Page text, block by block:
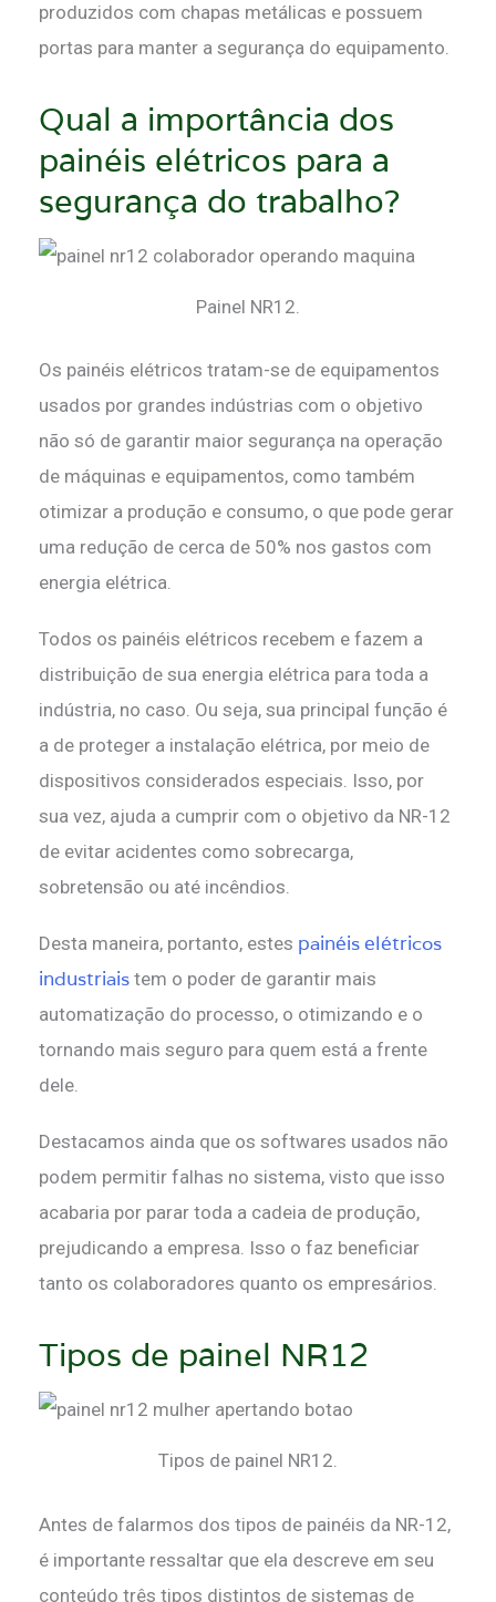
produzidos com chapas metálicas e possuem
portas para manter a segurança do equipamento.
Qual a importância dos
painéis elétricos para a
segurança do trabalho?
Painel NR12.
Os painéis elétricos tratam-se de equipamentos
usados por grandes indústrias com o objetivo
não só de garantir maior segurança na operação
de máquinas e equipamentos, como também
otimizar a produção e consumo, o que pode gerar
uma redução de cerca de 50% nos gastos com
energia elétrica.
Todos os painéis elétricos recebem e fazem a
distribuição de sua energia elétrica para toda a
indústria, no caso. Ou seja, sua principal função é
a de proteger a instalação elétrica, por meio de
dispositivos considerados especiais. Isso, por
sua vez, ajuda a cumprir com o objetivo da NR-12
de evitar acidentes como sobrecarga,
sobretensão ou até incêndios.
Desta maneira, portanto, estes painéis elétricos
industriais tem o poder de garantir mais
automatização do processo, o otimizando e o
tornando mais seguro para quem está a frente
dele.
Destacamos ainda que os softwares usados não
podem permitir falhas no sistema, visto que isso
acabaria por parar toda a cadeia de produção,
prejudicando a empresa. Isso o faz beneficiar
tanto os colaboradores quanto os empresários.
Tipos de painel NR12
Tipos de painel NR12.
Antes de falarmos dos tipos de painéis da NR-12,
é importante ressaltar que ela descreve em seu
conteúdo três tipos distintos de sistemas de